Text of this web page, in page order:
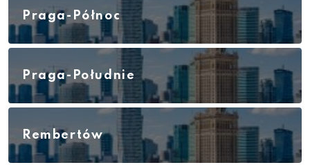
Praga-Północ
Praga-Południe
Rembertów